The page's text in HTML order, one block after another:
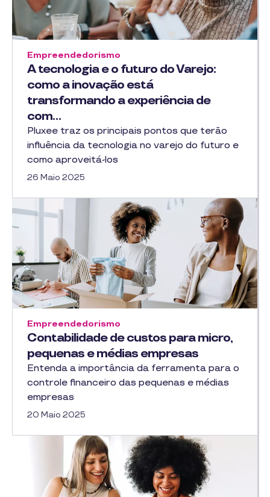
A tecnologia e o futuro do Varejo:
como a inovação está
transformando a experiência de
com…
Empreendedorismo
Pluxee traz os principais pontos que terão
influência da tecnologia no varejo do futuro e
como aproveitá-los
26 Maio 2025
Contabilidade de custos para micro,
pequenas e médias empresas
Empreendedorismo
Entenda a importância da ferramenta para o
controle financeiro das pequenas e médias
empresas
20 Maio 2025